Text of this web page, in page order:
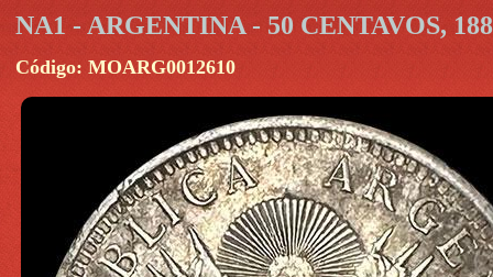
NA1 - ARGENTINA - 50 CENTAVOS,
Código: MOARG0012610